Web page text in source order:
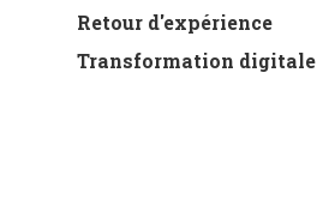
Retour d'expérience
Transformation digitale